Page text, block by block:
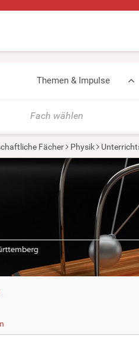
Themen & Impulse
Fach wählen
Fächer Physik